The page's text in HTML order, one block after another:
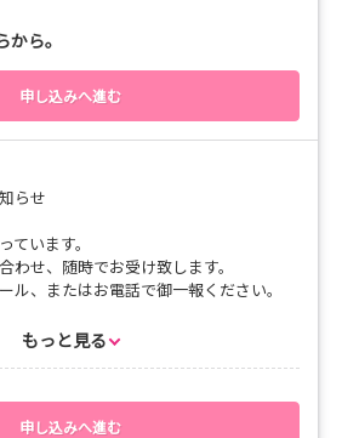
ら。
申し込みへ進む
らせ
います。
わせ、随時でお受け致します。
ル、またはお電話で御一報ください。
もっと見る
申し込みへ進む